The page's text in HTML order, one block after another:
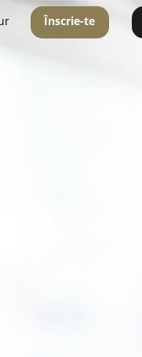
Înscrie-te